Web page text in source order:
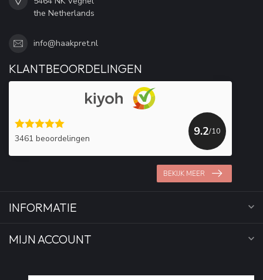
the Netherlands
info@haakpret.nl
KLANTBEOORDELINGEN
3461 beoordelingen
9.2/10
BEKIJK MEER
INFORMATIE
MIJN ACCOUNT